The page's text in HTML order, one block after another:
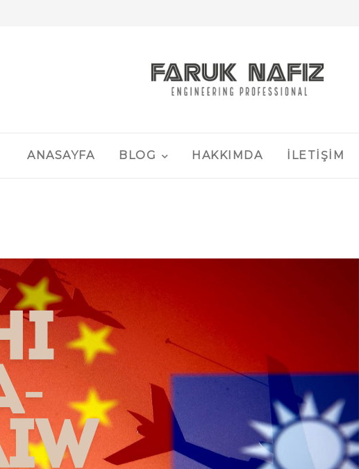
ANASAYFA BLOG HAKKIMDA İLETIŞIM